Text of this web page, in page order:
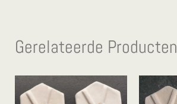
Gerelateerde Producten